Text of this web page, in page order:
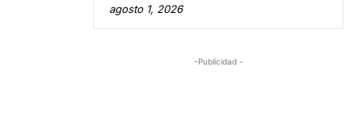
agosto 1, 2026
-Publicidad -